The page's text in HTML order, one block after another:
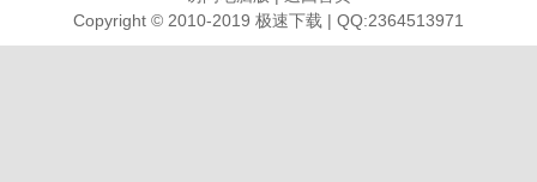
PDF文件处理：支持PDF合并、PDF分割、PDF压缩、PDF解密、
PDF加页码，同时支持软件内阅读编辑PDF文件等操作。
Copyright © 2010-2019 极速下载 | QQ:2364513971